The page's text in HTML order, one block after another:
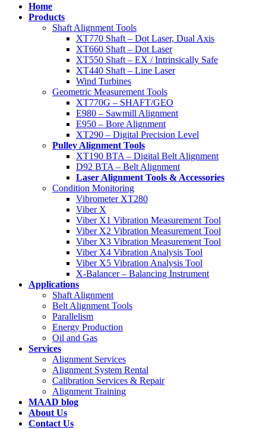
Home
Products
Shaft Alignment Tools
XT770 Shaft – Dot Laser, Dual Axis
XT660 Shaft – Dot Laser
XT550 Shaft – EX / Intrinsically Safe
XT440 Shaft – Line Laser
Wind Turbines
Geometric Measurement Tools
XT770G – SHAFT/GEO
E980 – Sawmill Alignment
E950 – Bore Alignment
XT290 – Digital Precision Level
Pulley Alignment Tools
XT190 BTA – Digital Belt Alignment
D92 BTA – Belt Alignment
Laser Alignment Tools & Accessories
Condition Monitoring
Vibrometer XT280
Viber X
Viber X1 Vibration Measurement Tool
Viber X2 Vibration Measurement Tool
Viber X3 Vibration Measurement Tool
Viber X4 Vibration Analysis Tool
Viber X5 Vibration Analysis Tool
X-Balancer – Balancing Instrument
Applications
Shaft Alignment
Belt Alignment Tools
Parallelism
Energy Production
Oil and Gas
Services
Alignment Services
Alignment System Rental
Calibration Services & Repair
Alignment Training
MAAD blog
About Us
Contact Us